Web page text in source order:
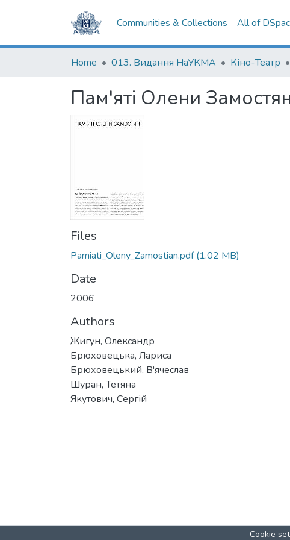
Communities & Collections All of
Home 013. Видання НаУКМА Кіно-Театр
Пам'яті Олени
Files
Pamiati_Oleny_Zamostian.pdf(1.02 MB)
Date
2006
Authors
Жигун, Олександр
Брюховецька, Лариса
Брюховецький, В'ячеслав
Шуран, Тетяна
Якутович, Сергій
Cookie